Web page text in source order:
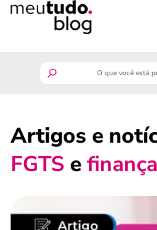
guia do trabalhador
benefícios
Artigos e
FGTS e